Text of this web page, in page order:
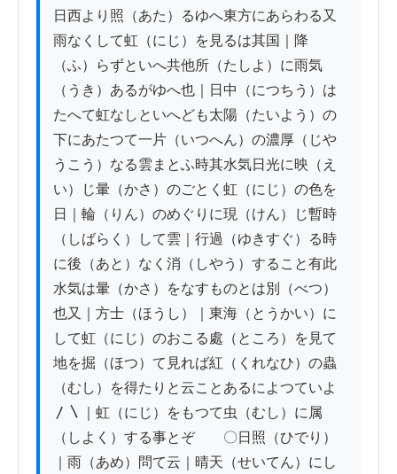
日西より照（あた）るゆへ東方にあらわる又
雨なくして虹（にじ）を見るは其国｜降
（ふ）らずといへ共他所（たしよ）に雨気
（うき）あるがゆへ也｜日中（につちう）は
たへて虹なしといへども太陽（たいよう）の
下にあたつて一片（いつへん）の濃厚（じや
うこう）なる雲まとふ時其水気日光に映（え
い）じ暈（かさ）のごとく虹（にじ）の色を
日｜輪（りん）のめぐりに現（けん）じ暫時
（しばらく）して雲｜行過（ゆきすぐ）る時
に後（あと）なく消（しやう）すること有此
水気は暈（かさ）をなすものとは別（べつ）
也又｜方士（ほうし）｜東海（とうかい）に
して虹（にじ）のおこる處（ところ）を見て
地を掘（ほつ）て見れば紅（くれなひ）の蟲
（むし）を得たりと云ことあるによつていよ
〳〵｜虹（にじ）をもつて虫（むし）に属
（しよく）する事とぞ　　〇日照（ひでり）
｜雨（あめ）問て云｜晴天（せいてん）にし